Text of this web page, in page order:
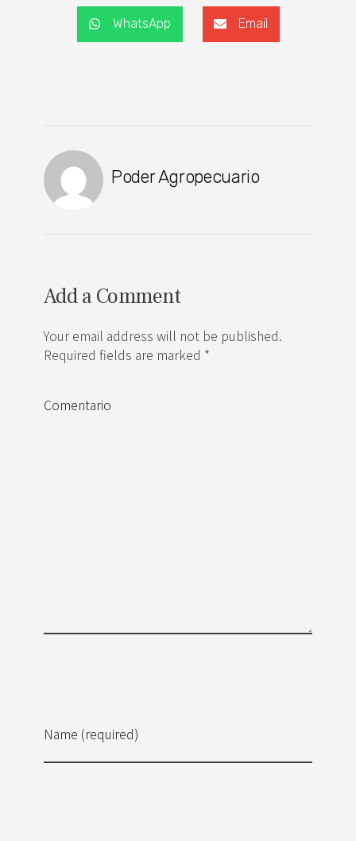
WhatsApp Email
Poder Agropecuario
Add a Comment
Your email address will not be published.
Required fields are marked *
Name (required)
Comentario